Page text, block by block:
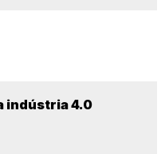
indústria 4.0